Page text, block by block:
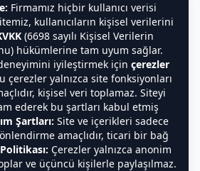
Firmamız hiçbir kullanıcı verisi
kullanıcıların kişisel verilerini
(6698 sayılı Kişisel Verilerin
hükümlerine tam uyum sağlar.
iyileştirmek için çerezler
çerezler yalnızca site fonksiyonları
kişisel veri toplamaz. Siteyi
ederek bu şartları kabul etmiş
Şartları: Site ve içerikleri sadece
amaçlıdır, ticari bir bağ
Çerezler yalnızca anonim
ve üçüncü kişilerle paylaşılmaz.